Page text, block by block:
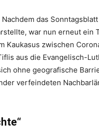
das
war nun erneut ein
Kaukasus zwischen
aus die Evangelisch-
ohne geografische
verfeindeten